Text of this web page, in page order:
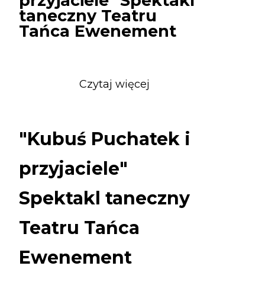
taneczny Teatru
Tańca Ewenement
Czytaj więcej
i
przyjaciele"
Teatru
Tańca
"Kubuś Puchatek i
przyjaciele"
Spektakl taneczny
Teatru Tańca
Ewenement